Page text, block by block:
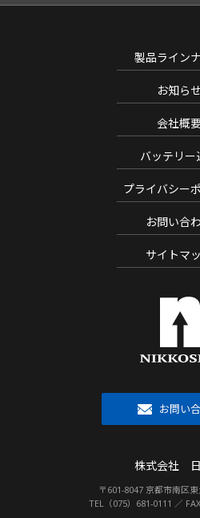
お問い
株式会社
〒601-8047 京都市南区
TEL（075）681-0111 ／
製品ライン
お知らせ
会社概
バッテリー
プライバシー
お問い合
サイトマ